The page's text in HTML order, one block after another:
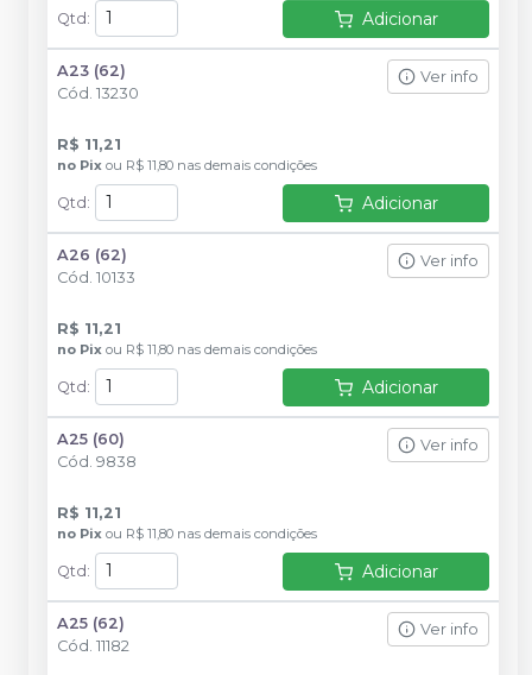
Qtd : Adicionar
A23 (62)
Cód. 13230
Ver info
R$ 11,21
no Pix ou R$ 11,80 nas demais condições
Qtd : Adicionar
A26 (62)
Cód. 10133
Ver info
R$ 11,21
no Pix ou R$ 11,80 nas demais condições
Qtd : Adicionar
A25 (60)
Cód. 9838
Ver info
R$ 11,21
no Pix ou R$ 11,80 nas demais condições
Qtd : Adicionar
A25 (62)
Cód. 11182
Ver info